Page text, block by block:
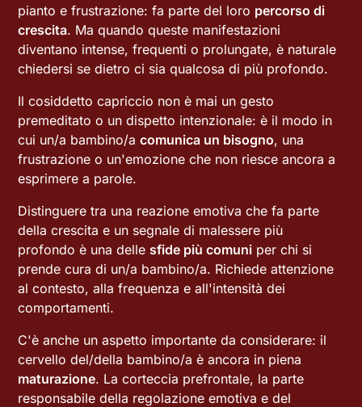
pianto e frustrazione: fa parte del loro percorso di
crescita. Ma quando queste manifestazioni
diventano intense, frequenti o prolungate, è naturale
chiedersi se dietro ci sia qualcosa di più profondo.
Il cosiddetto capriccio non è mai un gesto
premeditato o un dispetto intenzionale: è il modo in
cui un/a bambino/acomunica un bisogno, una
frustrazione o un'emozione che non riesce ancora a
esprimere a parole.
Distinguere tra una reazione emotiva che fa parte
della crescita e un segnale di malessere più
profondo è una delle sfide più comuni per chi si
prende cura di un/a bambino/a. Richiede attenzione
al contesto, alla frequenza e all'intensità dei
comportamenti.
C'è anche un aspetto importante da considerare: il
cervello del/della bambino/a è ancora in piena
maturazione. La corteccia prefrontale, la parte
responsabile della regolazione emotiva e del